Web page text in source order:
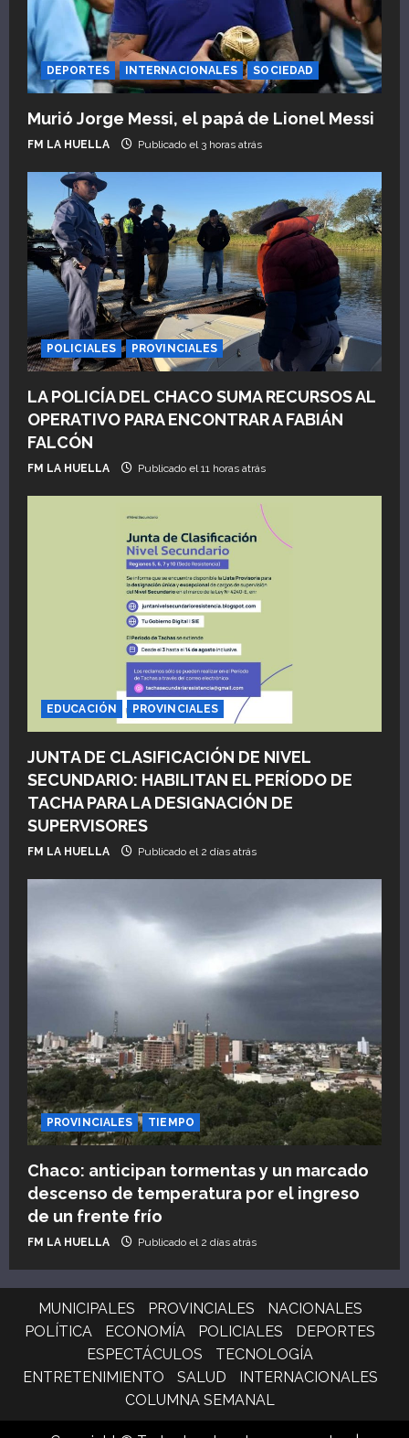
DEPORTES INTERNACIONALES SOCIEDAD
Murió Jorge Messi, el papá de Lionel Messi
FM LA HUELLA Publicado el 3 horas atrás
POLICIALES PROVINCIALES
LA POLICÍA DEL CHACO SUMA RECURSOS AL
OPERATIVO PARA ENCONTRAR A FABIÁN
FALCÓN
FM LA HUELLA Publicado el 11 horas atrás
EDUCACIÓN PROVINCIALES
JUNTA DE CLASIFICACIÓN DE NIVEL
SECUNDARIO: HABILITAN EL PERÍODO DE
TACHA PARA LA DESIGNACIÓN DE
SUPERVISORES
FM LA HUELLA Publicado el 2 días atrás
PROVINCIALES TIEMPO
Chaco: anticipan tormentas y un marcado
descenso de temperatura por el ingreso
de un frente frío
FM LA HUELLA Publicado el 2 días atrás
MUNICIPALES PROVINCIALES
NACIONALES
POLÍTICA
ECONOMÍA POLICIALES
DEPORTES
ESPECTÁCULOS
TECNOLOGÍA
ENTRETENIMIENTO
SALUD
INTERNACIONALES
COLUMNA SEMANAL